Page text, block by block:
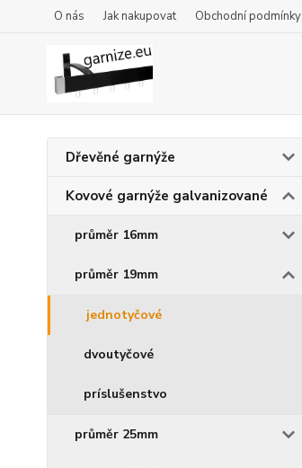
O nás Jak nakupovat Obchodní podmínky
Dřevěné garnýže
Kovové garnýže galvanizované
průměr 16mm
průměr 19mm
jednotyčové
dvoutyčové
príslušenstvo
průměr 25mm